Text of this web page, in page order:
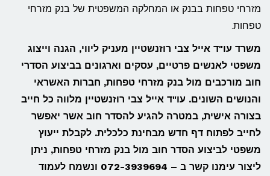
מזרחי טפחות בבנק או המחלקה המשפטית של בנק מזרחי
טפחות.
משרד עו"ד אייל צבי רוזנשטיין מעניק ליווי, הגנה וייצוג
משפטי לאנשים פרטיים, עסקים וארגונים בביצוע הסדרי
חוב מורכבים מול בנק מזרחי טפחות, חברות האשראי
והנושים השונים. עו"ד אייל צבי רוזנשטיין מלווה כל חייב
בצורה אישית, במטרה להגיע להסדר חוב אשר יאפשר
לחייב לפתוח דף חדש מבחינת כלכלית. לקבלת ייעוץ
משפטי לביצוע הסדר חוב מול בנק מזרחי טפחות, ניתן
ליצור עימנו קשר ב – 072-3939694 ונשמח לעמוד